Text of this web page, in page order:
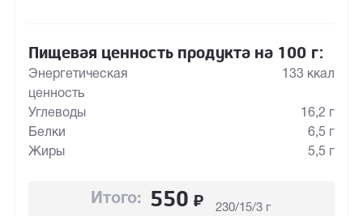
Пищевая ценность продукта на 100 г:
Энергетическая
ценность
133 ккал
Углеводы
16,2 г
Белки
6,5 г
Жиры
5,5 г
Итого: 550 ₽ 230/15/3 г